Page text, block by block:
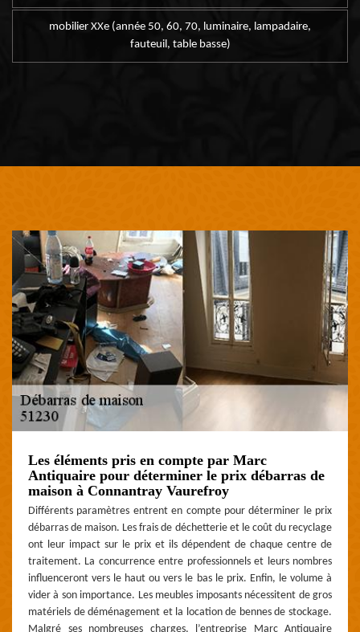
mobilier XXe (année 50, 60, 70, luminaire, lampadaire,
fauteuil, table basse)
Les éléments pris en compte par Marc
Antiquaire pour déterminer le prix débarras de
maison à Connantray Vaurefroy
Différents paramètres entrent en compte pour déterminer le prix
débarras de maison. Les frais de déchetterie et le coût du recyclage
ont leur impact sur le prix et ils dépendent de chaque centre de
traitement. La concurrence entre professionnels et leurs nombres
influenceront vers le haut ou vers le bas le prix. Enfin, le volume à
vider à son importance. Les meubles imposants nécessitent de gros
matériels de déménagement et la location de bennes de stockage.
Malgré ses nombreuses charges, l’entreprise Marc Antiquaire